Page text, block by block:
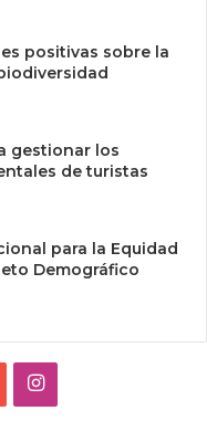
positivas sobre la
gestionar los
de turistas
para la Equidad
Demográfico
Instagram